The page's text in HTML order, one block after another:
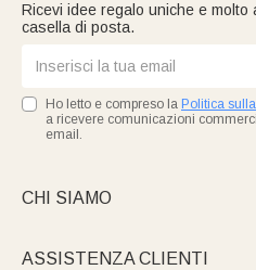
Ricevi idee regalo uniche e
casella di posta.
Ho letto e compreso la Politica
a ricevere comunicazioni
email.
CHI SIAMO
ASSISTENZA CLIENTI